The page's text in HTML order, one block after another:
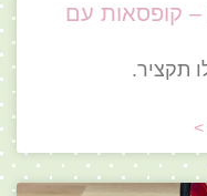
– קופסאות עם
תקציר.